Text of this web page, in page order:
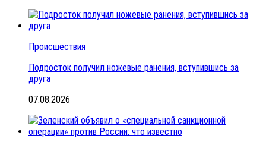
Происшествия
Подросток получил ножевые ранения, вступившись за
друга
07.08.2026